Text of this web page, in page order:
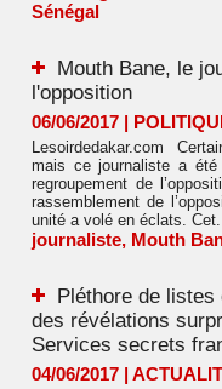
Sénégal
Mouth Bane, le
l'opposition
06/06/2017 |
Lesoirdedakar.com
mais ce journaliste a été
regroupement de
rassemblement de
unité a volé en éclats.
journaliste, Mouth
Pléthore de listes
des révélations
Services secrets
04/06/2017 |